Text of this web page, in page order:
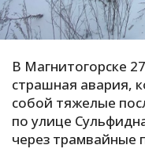
И
К
В Магнитогорске
страшная авария,
собой тяжелые
по улице
через трамвайные